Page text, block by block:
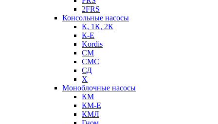
2FRS
Консольные насосы
К, 1К, 2К
К-Е
Kordis
СМ
СМС
СД
Х
Моноблочные насосы
КМ
КМ-Е
КМЛ